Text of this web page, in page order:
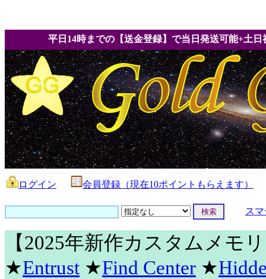
平日14時までの【送金登録】で当日発送可能+土日
ログイン 会員登録（現在10ポイントもらえます）
ス
【2025年新作カスタムメモ
★Entrust ★Find Center ★